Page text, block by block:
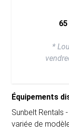
*
Équipements
Sunbelt Rentals
variée de